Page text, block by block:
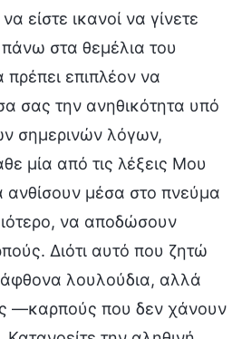
είστε ικανοί να γίνετε
πάνω στα θεμέλια του
επιπλέον να
σας την ανηθικότητα υπό
σημερινών λόγων,
μία από τις λέξεις Μου
ανθίσουν μέσα στο πνεύμα
να αποδώσουν
Διότι αυτό που ζητώ
άφθονα λουλούδια, αλλά
—καρπούς που δεν χάνουν